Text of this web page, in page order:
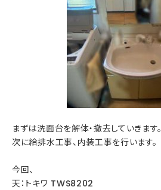
まずは洗面台を解体・撤去していきます。
次に給排水工事、内装工事を行います。
今回、
天：トキワ TWS8202